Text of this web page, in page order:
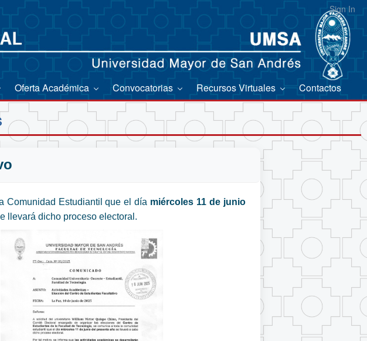
Sign In
Oferta Académica Convocatorias Recursos Virtuales Contactos
Comunidad Estudiantil que el día miércoles 11 de junio
llevará dicho proceso electoral.